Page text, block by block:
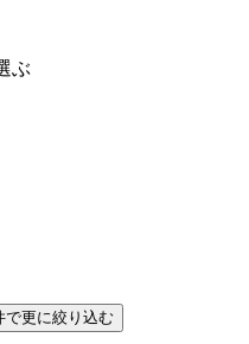
ぶ
で更に絞り込む